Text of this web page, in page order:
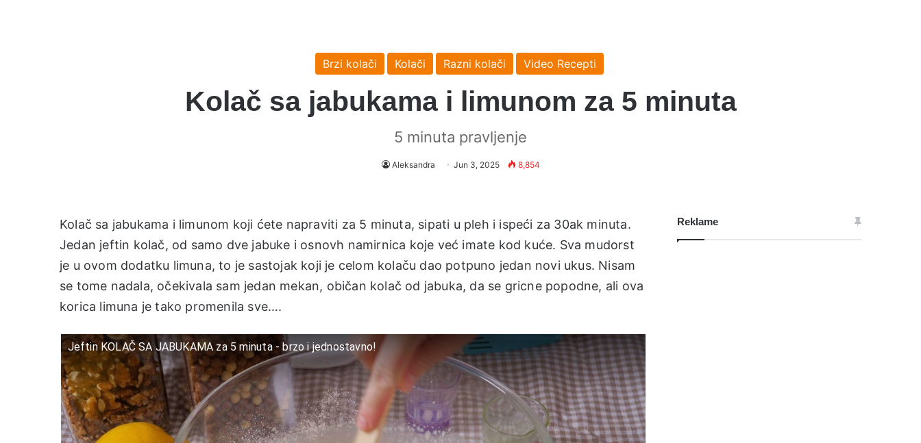
Brzi kolači Kolači Razni kolači Video Recepti
Kolač sa jabukama i limunom za 5 minuta
5 minuta pravljenje
Aleksandra Jun 3, 2025 8,854
Kolač sa jabukama i limunom koji ćete napraviti za 5 minuta, sipati u pleh i ispeći za 30ak minuta.
Jedan jeftin kolač, od samo dve jabuke i osnovh namirnica koje već imate kod kuće. Sva mudorst
je u ovom dodatku limuna, to je sastojak koji je celom kolaču dao potpuno jedan novi ukus. Nisam
se tome nadala, očekivala sam jedan mekan, običan kolač od jabuka, da se gricne popodne, ali ova
korica limuna je tako promenila sve….
Jeftin KOLAČ SA JABUKAMA za 5 minuta - brzo i jednostavno!
Reklame